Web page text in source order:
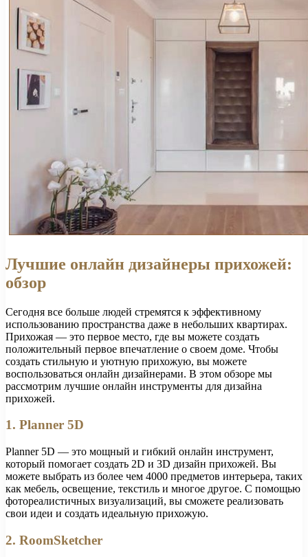
Лучшие онлайн дизайнеры прихожей:
обзор
Сегодня все больше людей стремятся к эффективному
использованию пространства даже в небольших квартирах.
Прихожая — это первое место, где вы можете создать
положительный первое впечатление о своем доме. Чтобы
создать стильную и уютную прихожую, вы можете
воспользоваться онлайн дизайнерами. В этом обзоре мы
рассмотрим лучшие онлайн инструменты для дизайна
прихожей.
1. Planner 5D
Planner 5D — это мощный и гибкий онлайн инструмент,
который помогает создать 2D и 3D дизайн прихожей. Вы
можете выбрать из более чем 4000 предметов интерьера, таких
как мебель, освещение, текстиль и многое другое. С помощью
фотореалистичных визуализаций, вы сможете реализовать
свои идеи и создать идеальную прихожую.
2. RoomSketcher